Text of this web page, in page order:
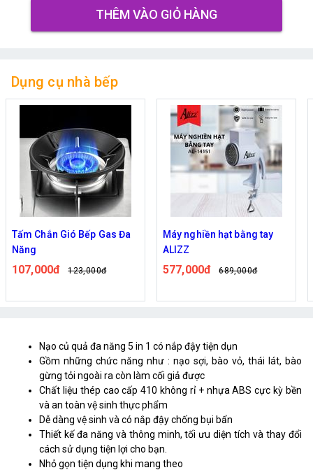
THÊM VÀO GIỎ HÀNG
Dụng cụ nhà bếp
Tấm Chắn Gió Bếp Gas Đa
Năng
107,000đ 123,000đ
Máy nghiền hạt bằng tay
ALIZZ
577,000đ 689,000đ
Nạo củ quả đa năng 5 in 1 có nắp đậy tiện dụn
Gồm những chức năng như : nạo sợi, bào vỏ, thái lát, bào
gừng tỏi ngoài ra còn làm cối giả được
Chất liệu thép cao cấp 410 không rỉ + nhựa ABS cực kỳ bền
và an toàn vệ sinh thực phẩm
Dễ dàng vệ sinh và có nắp đậy chống bụi bẩn
Thiết kế đa năng và thông minh, tối ưu diện tích và thay đổi
cách sử dụng tiện lợi cho bạn.
Nhỏ gọn tiện dụng khi mang theo